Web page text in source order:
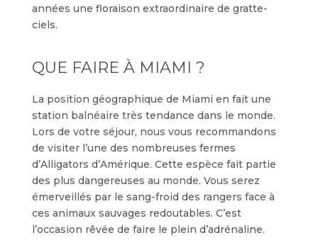
années une floraison extraordinaire de gratte-
ciels.
QUE FAIRE À MIAMI ?
La position géographique de Miami en fait une
station balnéaire très tendance dans le monde.
Lors de votre séjour, nous vous recommandons
de visiter l’une des nombreuses fermes
d’Alligators d’Amérique. Cette espèce fait partie
des plus dangereuses au monde. Vous serez
émerveillés par le sang-froid des rangers face à
ces animaux sauvages redoutables. C’est
l’occasion rêvée de faire le plein d’adrénaline.